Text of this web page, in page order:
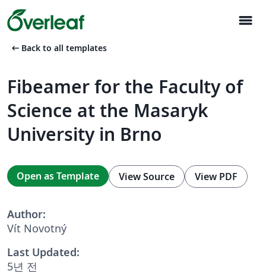
menu
arrow_left_alt Back to all templates
Fibeamer for the Faculty of
Science at the Masaryk
University in Brno
Open as Template View Source View PDF
Author:
Vít Novotný
Last Updated:
5년 전